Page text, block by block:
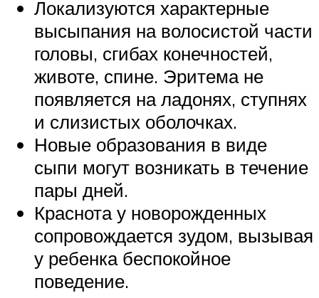
Локализуются характерные
высыпания на волосистой части
головы, сгибах конечностей,
животе, спине. Эритема не
появляется на ладонях, ступнях
и слизистых оболочках.
Новые образования в виде
сыпи могут возникать в течение
пары дней.
Краснота у новорожденных
сопровождается зудом, вызывая
у ребенка беспокойное
поведение.